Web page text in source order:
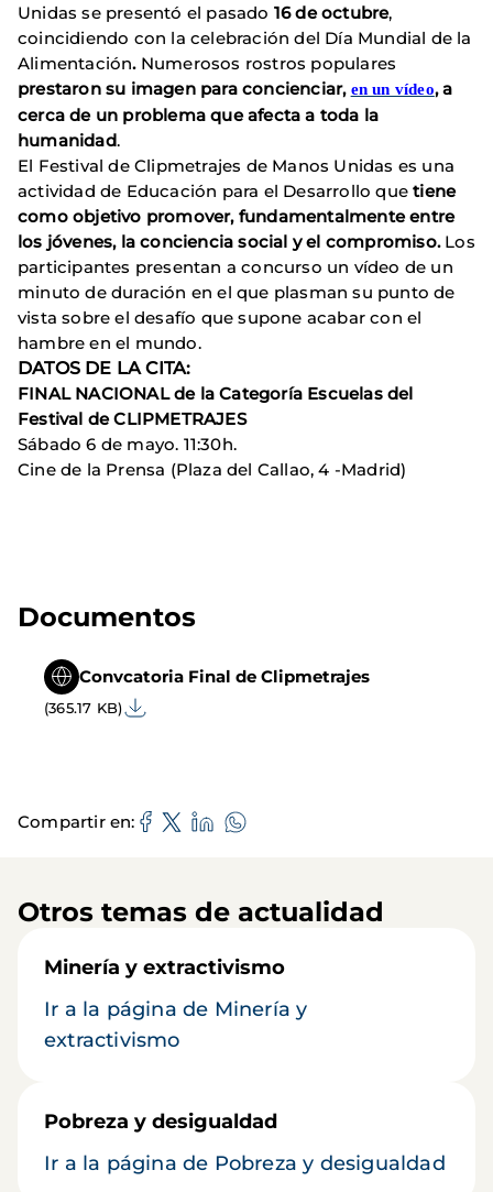
Unidas se presentó el pasado 16 de octubre,
coincidiendo con la celebración del Día Mundial de la
Alimentación. Numerosos rostros populares
prestaron su imagen para concienciar, en un vídeo, a
cerca de un problema que afecta a toda la
humanidad.
El Festival de Clipmetrajes de Manos Unidas es una
actividad de Educación para el Desarrollo quetiene
como objetivo promover, fundamentalmente entre
los jóvenes, la conciencia social y el compromiso.Los
participantes presentan a concurso un vídeo de un
minuto de duración en el que plasman su punto de
vista sobre el desafío que supone acabar con el
hambre en el mundo.
DATOS DE LA CITA:
FINAL NACIONAL de la Categoría Escuelas del
Festival de CLIPMETRAJES
Sábado 6 de mayo. 11:30h.
Cine de la Prensa (Plaza del Callao, 4 -Madrid)
Documentos
Convcatoria Final de Clipmetrajes
(365.17 KB)
Compartir en
Otros temas de actualidad
Minería y extractivismo
Ir a la página de Minería y
extractivismo
Pobreza y desigualdad
Ir a la página de Pobreza y desigualdad